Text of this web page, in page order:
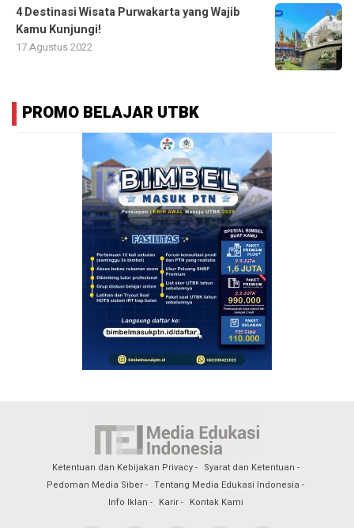
4 Destinasi Wisata Purwakarta yang Wajib
Kamu Kunjungi!
17 Agustus 2022
PROMO BELAJAR UTBK
Ketentuan dan Kebijakan Privacy
Syarat dan Ketentuan
Pedoman Media Siber
Tentang Media Edukasi Indonesia
Info Iklan
Karir Kontak Kami